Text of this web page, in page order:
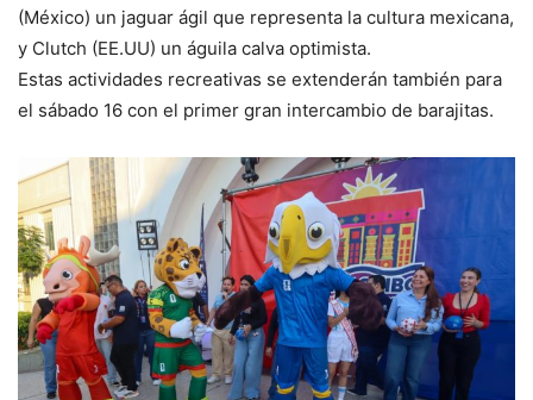
(México) un jaguar ágil que representa la cultura mexicana,
y Clutch (EE.UU) un águila calva optimista.
Estas actividades recreativas se extenderán también para
el sábado 16 con el primer gran intercambio de barajitas.